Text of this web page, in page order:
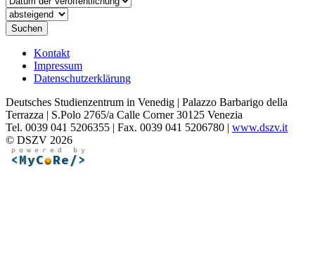
Suchen
Kontakt
Impressum
Datenschutzerklärung
Deutsches Studienzentrum in Venedig | Palazzo Barbarigo della
Terrazza | S.Polo 2765/a Calle Corner 30125 Venezia
Tel. 0039 041 5206355 | Fax. 0039 041 5206780 | www.dszv.it
© DSZV 2026